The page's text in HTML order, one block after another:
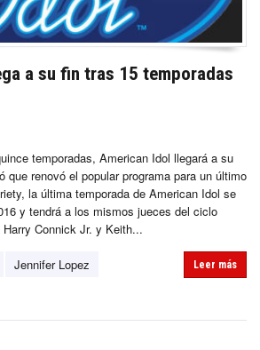
a su fin tras 15 temporadas
temporadas, American Idol llegará a su
que renovó el popular programa para un último
la última temporada de American Idol se
y tendrá a los mismos jueces del ciclo
Connick Jr. y Keith...
Jennifer Lopez
Leer más